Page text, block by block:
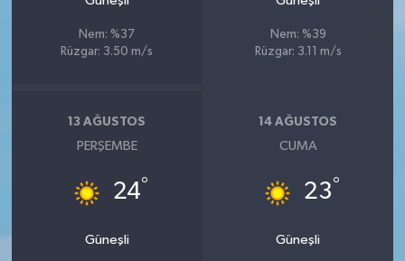
Nem: %37
Rüzgar: 3.50 m/s
Nem: %39
Rüzgar: 3.11 m/s
13 AĞUSTOS
PERŞEMBE
24°
Güneşli
14 AĞUSTOS
CUMA
23°
Güneşli